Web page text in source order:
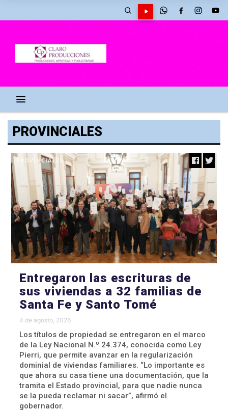
PROVINCIALES
PROVINCIALES
Entregaron las escrituras de
sus viviendas a 32 familias de
Santa Fe y Santo Tomé
4 de agosto, 2026
Los títulos de propiedad se entregaron en el marco
de la Ley Nacional N.º 24.374, conocida como Ley
Pierri, que permite avanzar en la regularización
dominial de viviendas familiares. “Lo importante es
que ahora su casa tiene una documentación, que la
tramita el Estado provincial, para que nadie nunca
se la pueda reclamar ni sacar”, afirmó el
gobernador.